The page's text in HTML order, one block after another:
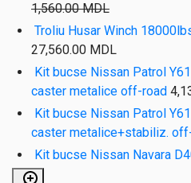
1,560.00MDL
Troliu Husar Winch
27,560.00 MDL
Kit bucse Nissan Patrol
caster metalice off-road
Kit bucse Nissan Patrol
caster metalice+stabiliz.
Kit bucse Nissan Navara